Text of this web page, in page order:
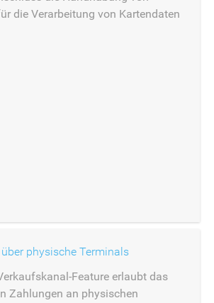
die Verarbeitung von Kartendaten
physische Terminals
Feature erlaubt das
Zahlungen an physischen